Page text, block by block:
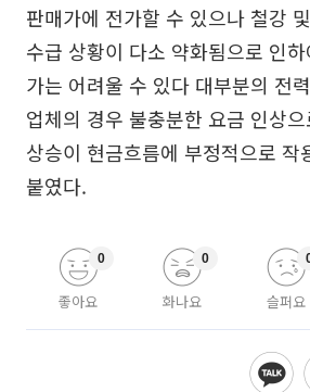
판매가에 전가할 수 있으나 철강
수급 상황이 다소 약화됨으로 인
가는 어려울 수 있다 대부분의 전
업체의 경우 불충분한 요금 인상
상승이 현금흐름에 부정적으로 작
붙였다.
좋아요
0
화나요
0
슬퍼요